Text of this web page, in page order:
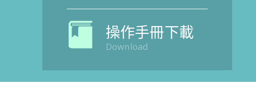
操作手冊下載
Download